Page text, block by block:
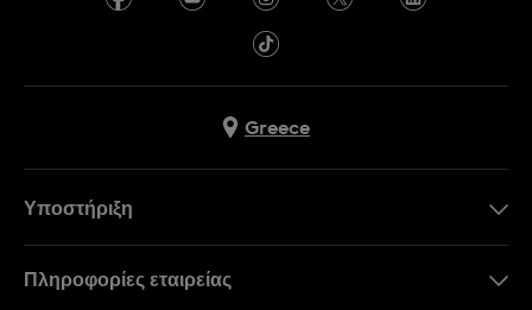
Greece
Υποστήριξη
Πληροφορίες εταιρείας